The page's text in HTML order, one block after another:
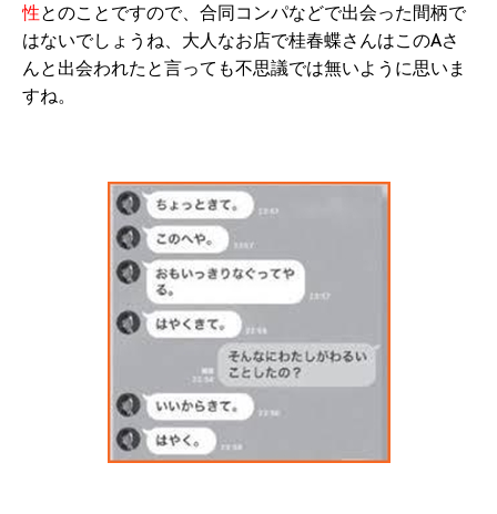
性とのことですので、合同コンパなどで出会った間柄で
はないでしょうね、大人なお店で桂春蝶さんはこのAさ
んと出会われたと言っても不思議では無いように思いま
すね。